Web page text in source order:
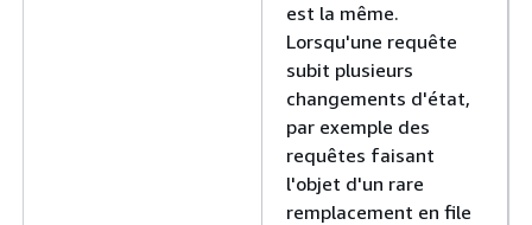
est la même.
Lorsqu'une requête
subit plusieurs
changements d'état,
par exemple des
requêtes faisant
l'objet d'un rare
remplacement en file